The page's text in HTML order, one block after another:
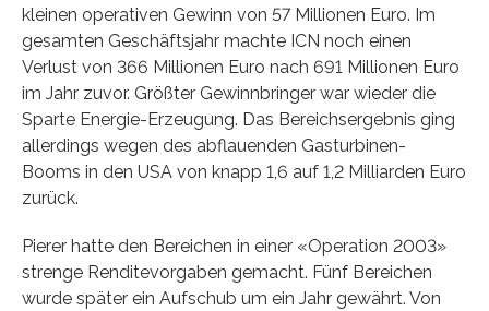
kleinen operativen Gewinn von 57 Millionen Euro. Im
gesamten Geschäftsjahr machte ICN noch einen
Verlust von 366 Millionen Euro nach 691 Millionen Euro
im Jahr zuvor. Größter Gewinnbringer war wieder die
Sparte Energie-Erzeugung. Das Bereichsergebnis ging
allerdings wegen des abflauenden Gasturbinen-
Booms in den USA von knapp 1,6 auf 1,2 Milliarden Euro
zurück.
Pierer hatte den Bereichen in einer «Operation 2003»
strenge Renditevorgaben gemacht. Fünf Bereichen
wurde später ein Aufschub um ein Jahr gewährt. Von